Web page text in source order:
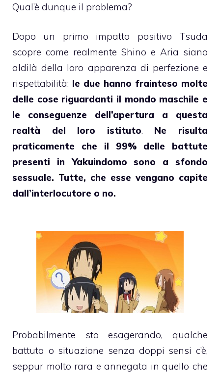
Qual’è dunque il problema?
Dopo un primo impatto positivo Tsuda
scopre come realmente Shino e Aria siano
aldilà della loro apparenza di perfezione e
rispettabilità: le due hanno frainteso molte
delle cose riguardanti il mondo maschile e
le conseguenze dell’apertura a questa
realtà del loro istituto. Ne risulta
praticamente che il 99% delle battute
presenti in Yakuindomo sono a sfondo
sessuale. Tutte, che esse vengano capite
dall’interlocutore o no.
Probabilmente sto esagerando, qualche
battuta o situazione senza doppi sensi c’è,
seppur molto rara e annegata in quello che